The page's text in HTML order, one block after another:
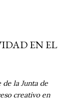
EN EL
la Junta de
creativo en